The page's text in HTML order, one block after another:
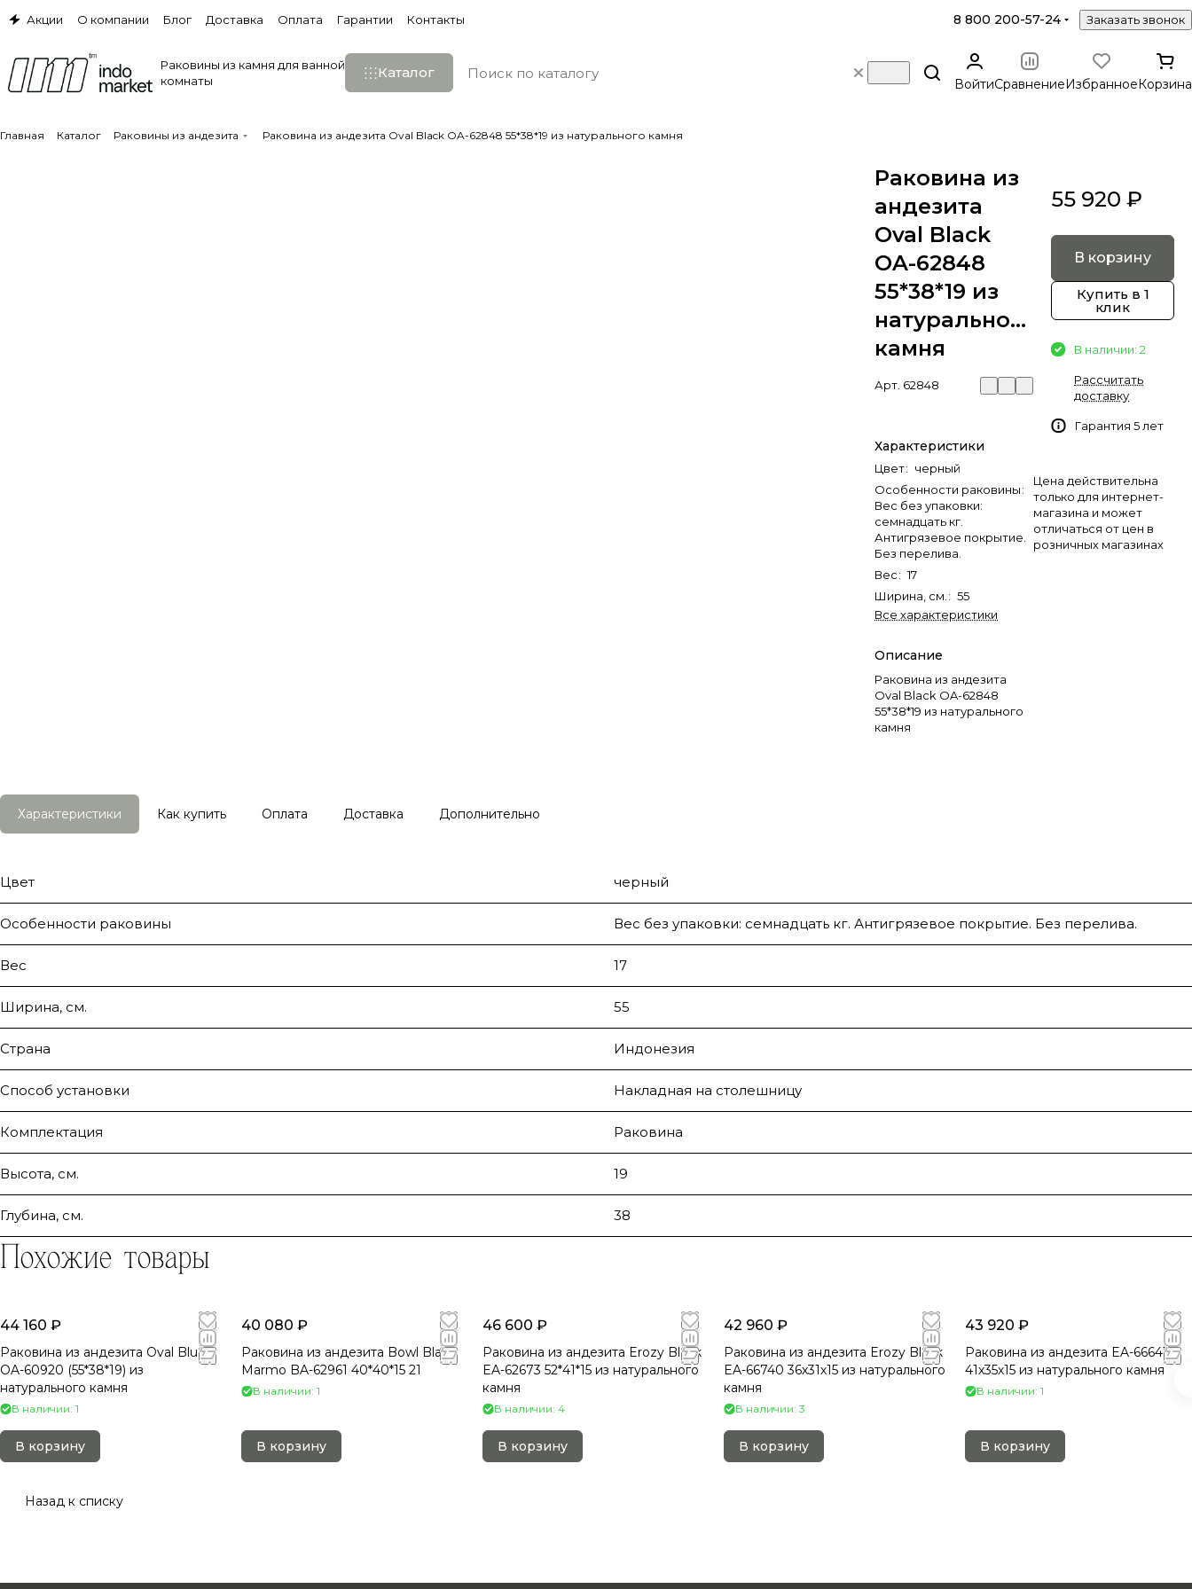
Акции О компании Блог Доставка Оплата Гарантии Контакты 8 800 200-57-24 Заказать звонок
Раковины из камня для ванной
комнаты
Каталог
ВойтиСравнениеИзбранноеКорзина
Главная Каталог Раковины из андезита Раковина из андезита Oval Black OA-62848 55*38*19 из натурального камня
Раковина из
андезита
Oval Black
OA-62848
55*38*19 из
натурального
камня
Арт. 62848
Характеристики
Цвет: черный
Особенности раковины:
Вес без упаковки:
семнадцать кг.
Антигрязевое покрытие.
Без перелива.
Вес: 17
Ширина, см. : 55
Все характеристики
Описание
Раковина из андезита
Oval Black OA-62848
55*38*19 из натурального
камня
55 920 ₽
В корзину
Купить в 1
клик
В наличии: 2
Рассчитать
доставку
Гарантия 5 лет
Цена действительна
только для интернет-
магазина и может
отличаться от цен в
розничных магазинах
Характеристики Как купить Оплата Доставка Дополнительно
Цвет черный
Особенности раковины Вес без упаковки: семнадцать кг. Антигрязевое покрытие. Без перелива.
Вес 17
Ширина, см. 55
Страна Индонезия
Способ установки Накладная на столешницу
Комплектация Раковина
Высота, см. 19
Глубина, см. 38
Похожие товары
44 160 ₽
Раковина из андезита Oval Blue
OA-60920 (55*38*19) из
натурального камня
В наличии: 1
В корзину
40 080 ₽
Раковина из андезита Bowl Black
Marmo BA-62961 40*40*15 21
В наличии: 1
В корзину
46 600 ₽
Раковина из андезита Erozy Black
EA-62673 52*41*15 из натурального
камня
В наличии: 4
В корзину
42 960 ₽
Раковина из андезита Erozy Black
EA-66740 36х31х15 из натурального
камня
В наличии: 3
В корзину
43 920 ₽
Раковина из андезита EA-66641
41х35х15 из натурального камня
В наличии: 1
В корзину
Назад к списку